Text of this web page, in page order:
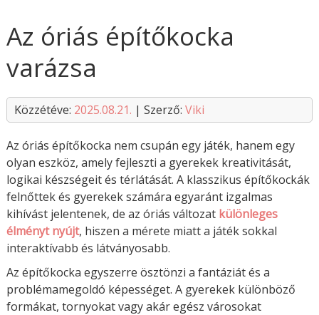
Az óriás építőkocka
varázsa
Közzétéve: 2025.08.21. | Szerző: Viki
Az óriás építőkocka nem csupán egy játék, hanem egy
olyan eszköz, amely fejleszti a gyerekek kreativitását,
logikai készségeit és térlátását. A klasszikus építőkockák
felnőttek és gyerekek számára egyaránt izgalmas
kihívást jelentenek, de az óriás változat különleges
élményt nyújt, hiszen a mérete miatt a játék sokkal
interaktívabb és látványosabb.
Az építőkocka egyszerre ösztönzi a fantáziát és a
problémamegoldó képességet. A gyerekek különböző
formákat, tornyokat vagy akár egész városokat